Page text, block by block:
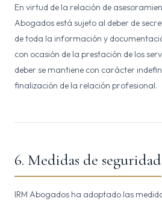
En virtud de la relación de
Abogados está sujeto al deber de
de toda la información y
con ocasión de la prestación de los
deber se mantiene con carácter
finalización de la relación profesional.
6. Medidas de seguridad
IRM Abogados ha adoptado las